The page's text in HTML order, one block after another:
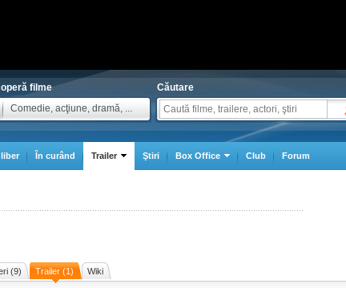
filme
Comedie, acţiune, dramă, ...
Căutare
În curând Trailer Ştiri Box Office Club Forum
(9) Trailer (1) Wiki